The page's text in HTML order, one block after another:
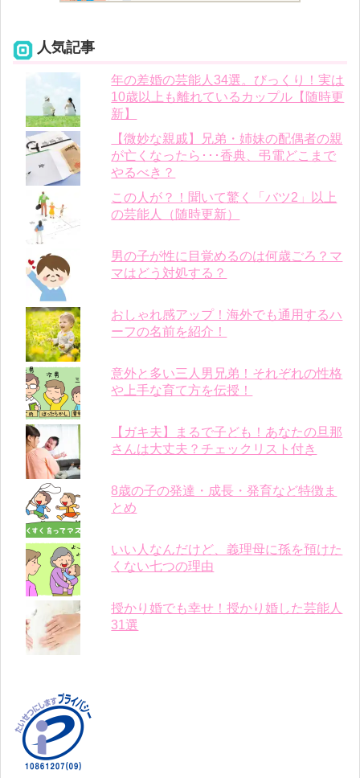
人気記事
年の差婚の芸能人34選。びっくり！実は
10歳以上も離れているカップル【随時更
新】
【微妙な親戚】兄弟・姉妹の配偶者の親
が亡くなったら･･･香典、弔電どこまで
やるべき？
この人が？！聞いて驚く「バツ2」以上
の芸能人（随時更新）
男の子が性に目覚めるのは何歳ごろ？マ
マはどう対処する？
おしゃれ感アップ！海外でも通用するハ
ーフの名前を紹介！
意外と多い三人男兄弟！それぞれの性格
や上手な育て方を伝授！
【ガキ夫】まるで子ども！あなたの旦那
さんは大丈夫？チェックリスト付き
8歳の子の発達・成長・発育など特徴ま
とめ
いい人なんだけど、義理母に孫を預けた
くない七つの理由
授かり婚でも幸せ！授かり婚した芸能人
31選